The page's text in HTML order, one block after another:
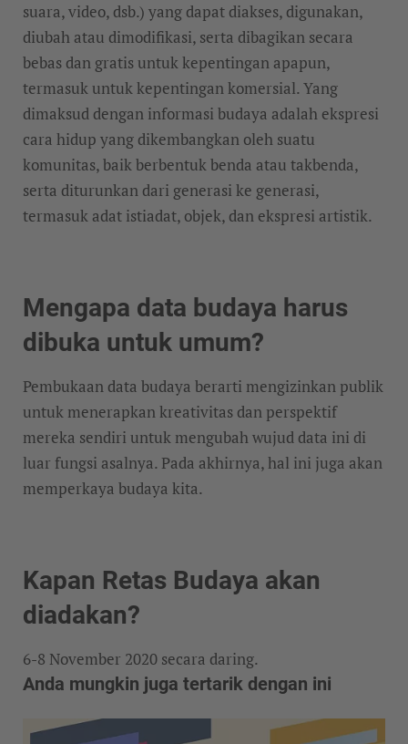
suara, video, dsb.) yang dapat diakses, digunakan,
diubah atau dimodifikasi, serta dibagikan secara
bebas dan gratis untuk kepentingan apapun,
termasuk untuk kepentingan komersial. Yang
dimaksud dengan informasi budaya adalah ekspresi
cara hidup yang dikembangkan oleh suatu
komunitas, baik berbentuk benda atau takbenda,
serta diturunkan dari generasi ke generasi,
termasuk adat istiadat, objek, dan ekspresi artistik.
Mengapa data budaya harus
dibuka untuk umum?
Pembukaan data budaya berarti mengizinkan publik
untuk menerapkan kreativitas dan perspektif
mereka sendiri untuk mengubah wujud data ini di
luar fungsi asalnya. Pada akhirnya, hal ini juga akan
memperkaya budaya kita.
Kapan Retas Budaya akan
diadakan?
6-8 November 2020 secara daring.
Anda mungkin juga tertarik dengan ini